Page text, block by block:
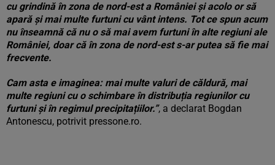
cu grindină în zona de nord-est a României și acolo or să
apară și mai multe furtuni cu vânt intens. Tot ce spun acum
nu înseamnă că nu o să mai avem furtuni în alte regiuni ale
României, doar că în zona de nord-est s-ar putea să fie mai
frecvente.
Cam asta e imaginea: mai multe valuri de căldură, mai
multe regiuni cu o schimbare în distribuția regiunilor cu
furtuni și în regimul precipitațiilor.”, a declarat Bogdan
Antonescu, potrivit pressone.ro.